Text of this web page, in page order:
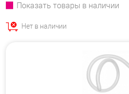
Показать товары в наличии
Нет в наличии